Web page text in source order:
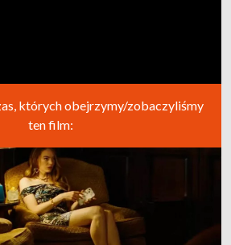
których obejrzymy/zobaczyliśmy
ten film: